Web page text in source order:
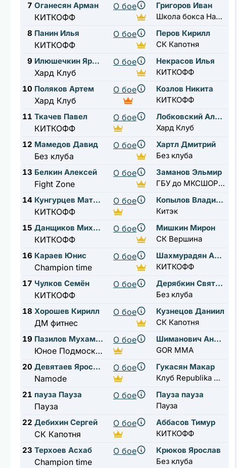
7 Оганесян Арман
КИТКОФФ
О бое
Григоров Иван
Школа бокса Нахабино
8 Панин Илья
КИТКОФФ
О бое
Перов Кирилл
СК Капотня
9
Илюшечкин Ярослав
Хард Клуб
О бое
Некрасов Илья
КИТКОФФ
10 Поляков Артем
Хард Клуб
О бое
Козлов Никита
КИТКОФФ
11 Ткачев Павел
КИТКОФФ
О бое
Лобковский Александр
Хард Клуб
12 Мамедов Давид
Без клуба
О бое
Хартл Дмитрий
Без клуба
13 Белкин Алексей
Fight Zone
О бое
Заманов Эльмир
ГБУ до МКСШОР ЮГ
14
Кунгурцев Матвей
КИТКОФФ
О бое
Копылов Владислав
Китэк
15
Данщиков Михаил
КИТКОФФ
О бое
Мишкин Мирон
СК Вершина
16 Караев Юнис
Champion time
О бое
Шахмурадян Артур
КИТКОФФ
17 Чулков Семён
КИТКОФФ
О бое
Дерябкин Святослав
Без клуба
18 Хорошев Кирилл
ДМ фитнес
О бое
Кузнецов Даниил
СК Капотня
19
Пазилов Мухаммадясин
Юное Подмосковье
О бое
Шиманович Антон
GOR MMA
20
Девятаев Ярослав
Namode
О бое
Гукасян Макар
Клуб Republika Новогорск
21 пауза Пауза
Пауза
О бое
Пауза пауза
Пауза
22 Дебихин Сергей
СК Капотня
О бое
Аббасов Тимур
КИТКОФФ
23 Терхоев Асхаб
Champion time
О бое
Крюков Ярослав
Без клуба